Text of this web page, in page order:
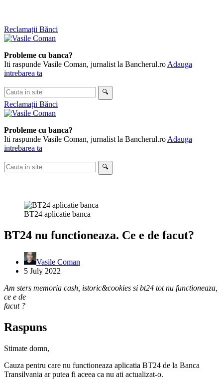
Skip
to
Reclamații Bănci
Probleme cu banca?
Iti raspunde Vasile Coman, jurnalist la Bancherul.ro Adauga
intrebarea ta
Cauta
in
site
🔍
Reclamații Bănci
Probleme cu banca?
Iti raspunde Vasile Coman, jurnalist la Bancherul.ro Adauga
intrebarea ta
Cauta
in
🔍
BT24 aplicatie banca
BT24 nu functioneaza. Ce e de facut?
Vasile Coman
5 July 2022
Am sters memoria cash, istoric&cookies si bt24 tot nu functioneaza,
ce e de
facut ?
Raspuns
Stimate domn,
Cauza pentru care nu functioneaza aplicatia BT24 de la Banca
Transilvania ar putea fi aceea ca nu ati actualizat-o.